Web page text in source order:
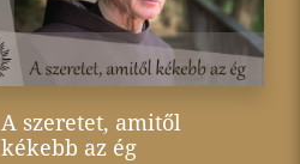
A szeretet, amitől
kékebb az ég